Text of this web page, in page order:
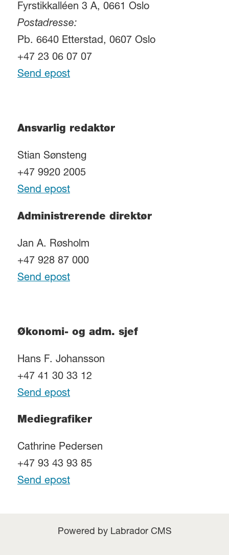
Fyrstikkalléen 3 A, 0661 Oslo
Postadresse:
Pb. 6640 Etterstad, 0607 Oslo
+47 23 06 07 07
Send epost
Ansvarlig redaktør
Stian Sønsteng
+47 9920 2005
Send epost
Administrerende direktør
Jan A. Røsholm
+47 928 87 000
Send epost
Økonomi- og adm. sjef
Hans F. Johansson
+47 41 30 33 12
Send epost
Mediegrafiker
Cathrine Pedersen
+47 93 43 93 85
Send epost
Powered by Labrador CMS